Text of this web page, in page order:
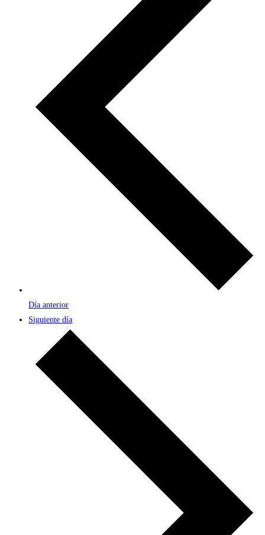
Día anterior
Siguiente día